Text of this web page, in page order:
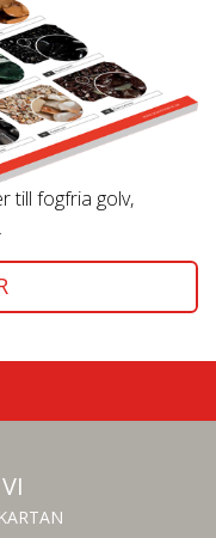
till fogfria golv,